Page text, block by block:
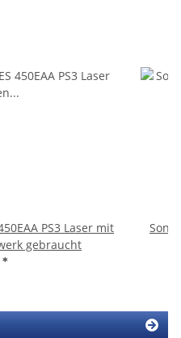
PS3 Laser mit
gebraucht
*
Sony